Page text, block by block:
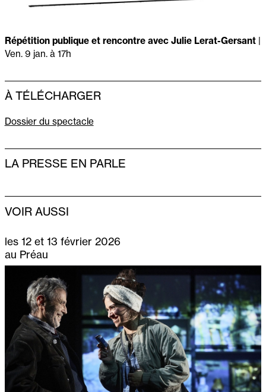
Répétition publique et rencontre avec Julie Lerat-Gersant|
Ven. 9 jan. à 17h
À TÉLÉCHARGER
Dossier du spectacle
LA PRESSE EN PARLE
VOIR AUSSI
les 12 et 13 février 2026
au Préau